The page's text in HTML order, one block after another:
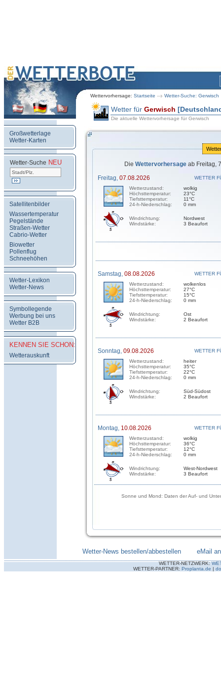
Wettervorhersage: Startseite Wetter-Suche: Gerwisch
Großwetterlage
Wetter-Karten
Wetter-Suche NEU
Satellitenbilder
Wassertemperatur
Pegelstände
Straßen-Wetter
Cabrio-Wetter
Biowetter
Pollenflug
Schneehöhen
Wetter-Lexikon
Wetter-News
Symbollegende
Werbung bei uns
Wetter B2B
KENNEN SIE SCHON:
Wetterauskunft
Wetter für Gerwisch
Die aktuelle Wettervorhersage für Gerwisch
Die Wettervorhersage ab Freitag,
Freitag, 07.08.2026
WETTER
Wetterzustand:
Höchsttemperatur:
Tiefsttemperatur:
24-h-Niederschlag:
wolkig
23°C
11°C
0 mm
Windrichtung:
Windstärke:
Nordwest
3 Beaufort
Samstag, 08.08.2026
WETTER
Wetterzustand:
Höchsttemperatur:
Tiefsttemperatur:
24-h-Niederschlag:
wolkenlos
27°C
15°C
0 mm
Windrichtung:
Windstärke:
Ost
2 Beaufort
Sonntag, 09.08.2026
WETTER
Wetterzustand:
Höchsttemperatur:
Tiefsttemperatur:
24-h-Niederschlag:
heiter
35°C
22°C
0 mm
Windrichtung:
Windstärke:
Süd-Südost
2 Beaufort
Montag, 10.08.2026
WETTER
Wetterzustand:
Höchsttemperatur:
Tiefsttemperatur:
24-h-Niederschlag:
wolkig
36°C
12°C
0 mm
Windrichtung:
Windstärke:
West-Nordwest
3 Beaufort
Sonne und Mond: Daten der Auf- und
Wetter-News bestellen/abbestellen eMail
WETTER-NETZWERK:
WETTER-PARTNER: Proplanta.de |